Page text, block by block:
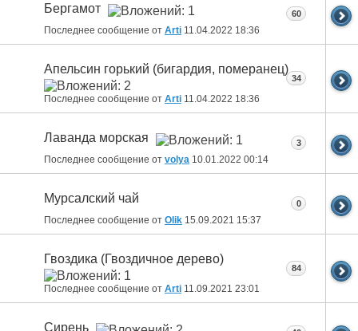
Бергамот
Последнее сообщение от Arti 11.04.2022 18:36
60
Апельсин горький (бигардия, померанец)
Последнее сообщение от Arti 11.04.2022 18:36
34
Лаванда морская
Последнее сообщение от volya 10.01.2022 00:14
3
Мурсалский чай
Последнее сообщение от Olik 15.09.2021 15:37
0
Гвоздика (Гвоздичное дерево)
Последнее сообщение от Arti 11.09.2021 23:01
84
Сирень